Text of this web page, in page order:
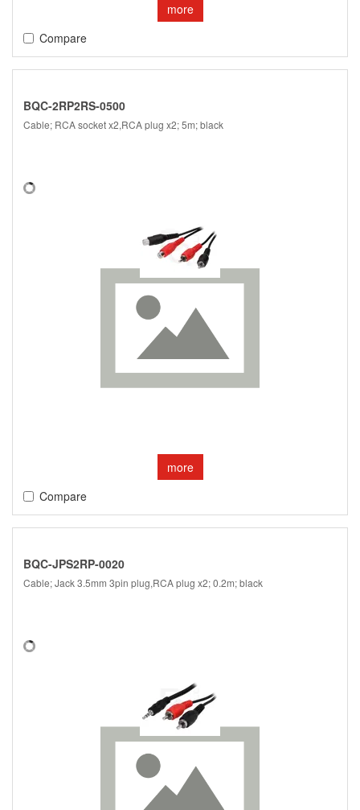
more
Compare
BQC-2RP2RS-0500
Cable; RCA socket x2,RCA plug x2; 5m; black
more
Compare
BQC-JPS2RP-0020
Cable; Jack 3.5mm 3pin plug,RCA plug x2; 0.2m; black